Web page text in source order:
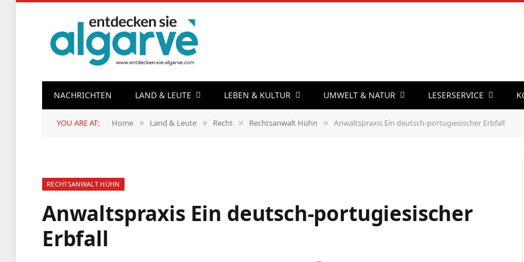
NACHRICHTEN LAND & LEUTE LEBEN & KULTUR UMWELT & NATUR LESERSERVICE
YOU ARE AT: Home » Land & Leute » Recht » Rechtsanwalt Hühn » Anwaltspraxis Ein deutsch-portugiesischer Erbfall
RECHTSANWALT HÜHN
Anwaltspraxis Ein deutsch-portugiesischer
Erbfall